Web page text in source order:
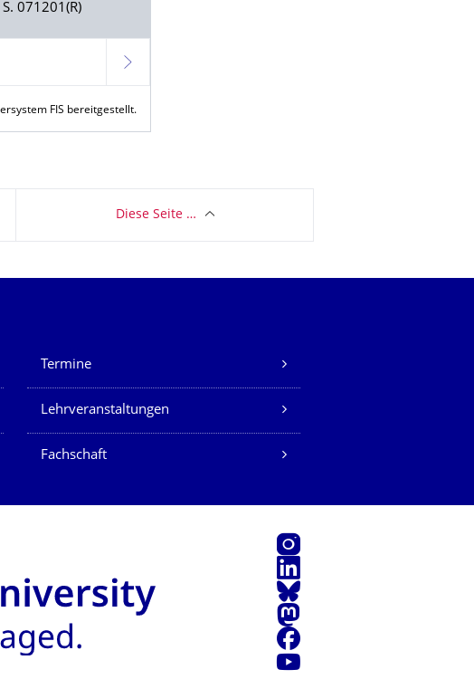
071201(R)
Weiter
FIS bereitgestellt.
Diese Seite …
Termine
Lehrveranstaltungen
Fachschaft
Instagram
LinkedIn
Bluesky
Mastodon
Facebook
Youtube